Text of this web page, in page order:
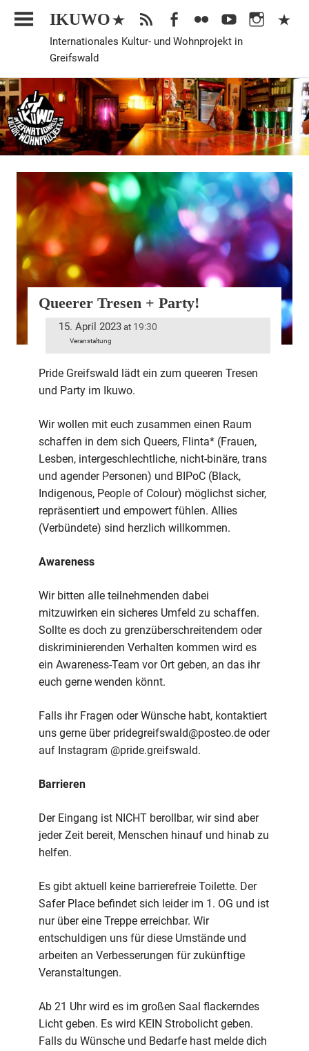
Inhalt
IKUWO
Internationales Kultur- und Wohnprojekt in
Greifswald
Veranstaltung
Queerer Tresen + Party!
15. April 2023 at 19:30
Veranstaltung
Pride Greifswald lädt ein zum queeren Tresen
und Party im Ikuwo.
Wir wollen mit euch zusammen einen Raum
schaffen in dem sich Queers, Flinta* (Frauen,
Lesben, intergeschlechtliche, nicht-binäre, trans
und agender Personen) und BIPoC (Black,
Indigenous, People of Colour) möglichst sicher,
repräsentiert und empowert fühlen. Allies
(Verbündete) sind herzlich willkommen.
Awareness
Wir bitten alle teilnehmenden dabei
mitzuwirken ein sicheres Umfeld zu schaffen.
Sollte es doch zu grenzüberschreitendem oder
diskriminierenden Verhalten kommen wird es
ein Awareness-Team vor Ort geben, an das ihr
euch gerne wenden könnt.
Falls ihr Fragen oder Wünsche habt, kontaktiert
uns gerne über pridegreifswald@posteo.de oder
auf Instagram @pride.greifswald.
Barrieren
Der Eingang ist NICHT berollbar, wir sind aber
jeder Zeit bereit, Menschen hinauf und hinab zu
helfen.
Es gibt aktuell keine barrierefreie Toilette. Der
Safer Place befindet sich leider im 1. OG und ist
nur über eine Treppe erreichbar. Wir
entschuldigen uns für diese Umstände und
arbeiten an Verbesserungen für zukünftige
Veranstaltungen.
Ab 21 Uhr wird es im großen Saal flackerndes
Licht geben. Es wird KEIN Strobolicht geben.
Falls du Wünsche und Bedarfe hast melde dich